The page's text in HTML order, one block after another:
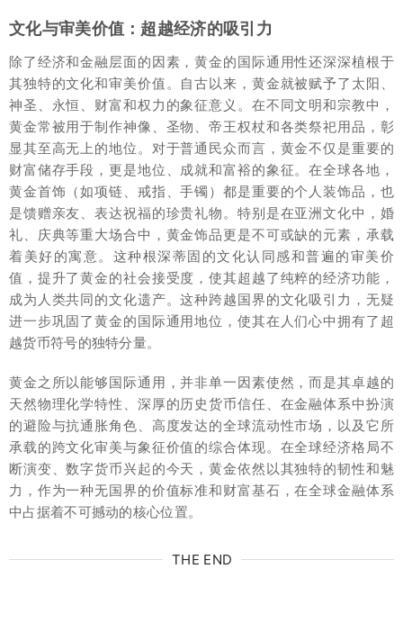
文化与审美价值：超越经济的吸引力
除了经济和金融层面的因素，黄金的国际通用性还深深植根于
其独特的文化和审美价值。自古以来，黄金就被赋予了太阳、
神圣、永恒、财富和权力的象征意义。在不同文明和宗教中，
黄金常被用于制作神像、圣物、帝王权杖和各类祭祀用品，彰
显其至高无上的地位。对于普通民众而言，黄金不仅是重要的
财富储存手段，更是地位、成就和富裕的象征。在全球各地，
黄金首饰（如项链、戒指、手镯）都是重要的个人装饰品，也
是馈赠亲友、表达祝福的珍贵礼物。特别是在亚洲文化中，婚
礼、庆典等重大场合中，黄金饰品更是不可或缺的元素，承载
着美好的寓意。这种根深蒂固的文化认同感和普遍的审美价
值，提升了黄金的社会接受度，使其超越了纯粹的经济功能，
成为人类共同的文化遗产。这种跨越国界的文化吸引力，无疑
进一步巩固了黄金的国际通用地位，使其在人们心中拥有了超
越货币符号的独特分量。
黄金之所以能够国际通用，并非单一因素使然，而是其卓越的
天然物理化学特性、深厚的历史货币信任、在金融体系中扮演
的避险与抗通胀角色、高度发达的全球流动性市场，以及它所
承载的跨文化审美与象征价值的综合体现。在全球经济格局不
断演变、数字货币兴起的今天，黄金依然以其独特的韧性和魅
力，作为一种无国界的价值标准和财富基石，在全球金融体系
中占据着不可撼动的核心位置。
THE END